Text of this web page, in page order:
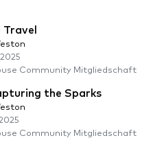
Travel
Community Mitgliedschaft
the Sparks
Community Mitgliedschaft